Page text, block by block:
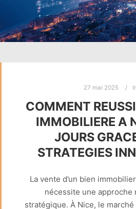
27 mai 2025
COMMENT
IMMOBILIERE A
JOURS
STRATEGIES
La vente d’un bien
nécessite une approche
stratégique. À Nice, le